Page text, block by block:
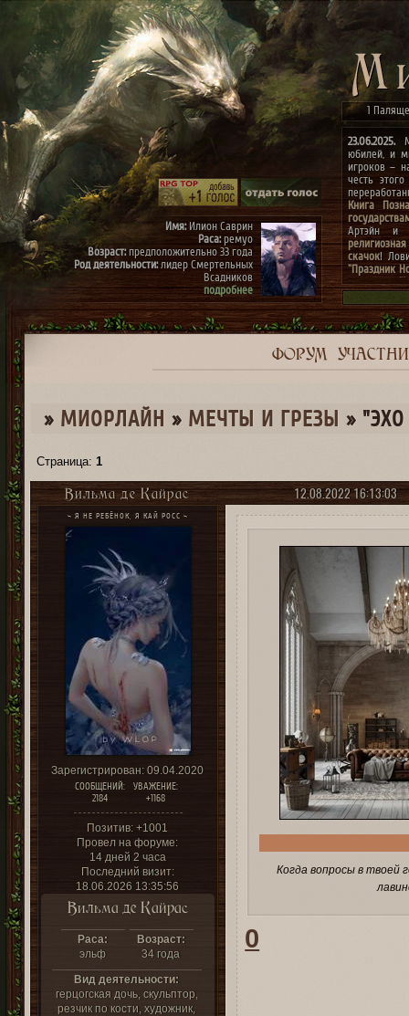
1
23.06.2025.
юбилей, и
игроков –
честь
Книга
Артэйн и
скачок!
"Праздник
конкурсах
архиве"(до
к
Имя:Илион Саврин
Раса:ремуо
Возраст:предположительно 33 года
Род деятельности:лидер Смертельных
Всадников
подробнее
Имя:Тэрис
Раса:ремуо
Возраст:предположительно 30 лет
подробнее
ФОРУМ
» МИОРЛАЙН » МЕЧТЫ И ГРЕЗЫ »
Страница:1
12.08.2022 16:13:03
Вильма де Кайрас
~ Я НЕ РЕБЁНОК, Я КАЙ РОСС ~
Зарегистрирован: 09.04.2020
СООБЩЕНИЙ:
2184
УВАЖЕНИЕ:
+1168
Позитив: +1001
Провел на форуме:
14 дней 2 часа
Последний визит:
18.06.2026 13:35:56
Вильма де Кайрас
Раса:
эльф
Возраст:
34 года
Вид деятельности:
герцогская дочь, скульптор,
резчик по кости, художник,
Когда вопросы в твоей
0